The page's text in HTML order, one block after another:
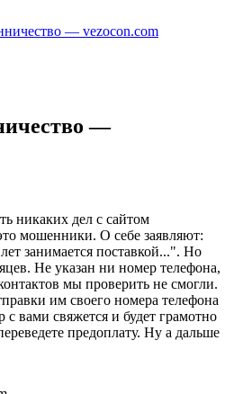
— vezocon.com
—
никаких дел с сайтом
мошенники. О себе заявляют:
занимается поставкой...". Но
Не указан ни номер телефона,
мы проверить не смогли.
им своего номера телефона
с вами свяжется и будет грамотно
предоплату. Ну а дальше